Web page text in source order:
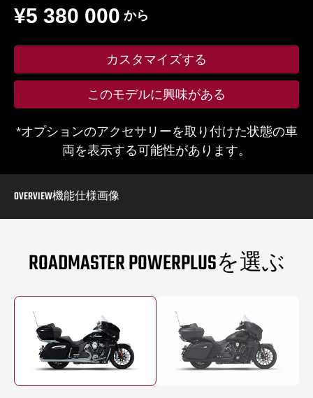
から
¥5 380 000
カスタマイズする
このモデルに興味がある
*オプションのアクセサリーを取り付けた状態の車
両を表示する可能性があります。
OVERVIEW機能仕様画像
ROADMASTER POWERPLUSを選ぶ